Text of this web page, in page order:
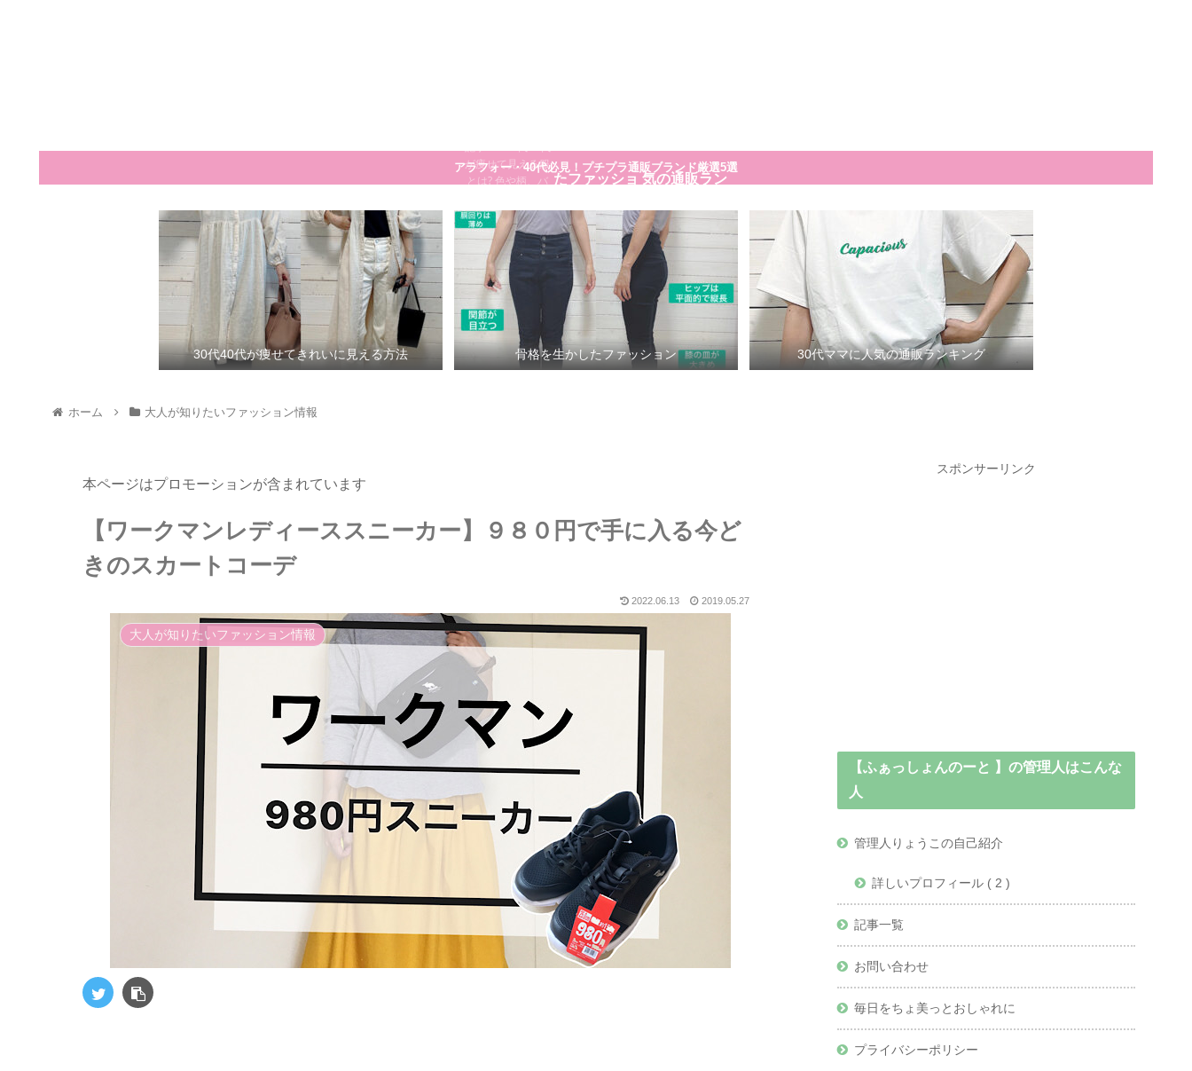
が痩せて見える服
とは? 色や柄、バ
説
たファッショ
ン
気の通販ラン
キング
アラフォー・40代必見！プチプラ通販ブランド厳選5選
30代40代が痩せてきれいに見える方法 骨格を生かしたファッション 30代ママに人気の通販ランキング
ホーム 大人が知りたいファッション情報
本ページはプロモーションが含まれています
【ワークマンレディーススニーカー】９８０円で手に入る今ど
きのスカートコーデ
2022.06.13 2019.05.27
大人が知りたいファッション情報
スポンサーリンク
【ふぁっしょんのーと 】の管理人はこんな
人
管理人りょうこの自己紹介
詳しいプロフィール ( 2 )
記事一覧
お問い合わせ
毎日をちょ美っとおしゃれに
プライバシーポリシー